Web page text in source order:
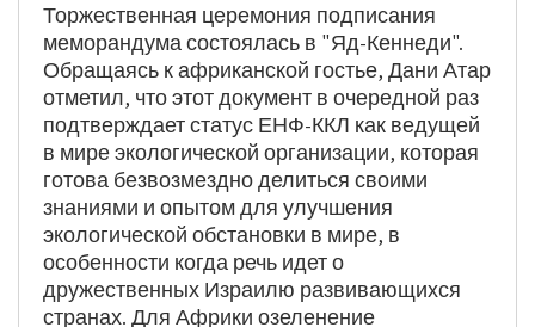
Торжественная церемония подписания
меморандума состоялась в "Яд-Кеннеди".
Обращаясь к африканской гостье, Дани Атар
отметил, что этот документ в очередной раз
подтверждает статус ЕНФ-ККЛ как ведущей
в мире экологической организации, которая
готова безвозмездно делиться своими
знаниями и опытом для улучшения
экологической обстановки в мире, в
особенности когда речь идет о
дружественных Израилю развивающихся
странах. Для Африки озеленение